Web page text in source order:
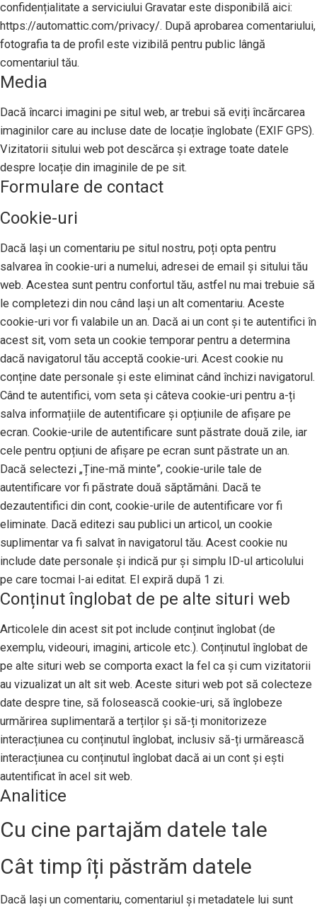
confidențialitate a serviciului Gravatar este disponibilă aici:
https://automattic.com/privacy/. După aprobarea comentariului,
fotografia ta de profil este vizibilă pentru public lângă
comentariul tău.
Media
Dacă încarci imagini pe situl web, ar trebui să eviți încărcarea
imaginilor care au incluse date de locație înglobate (EXIF GPS).
Vizitatorii sitului web pot descărca și extrage toate datele
despre locație din imaginile de pe sit.
Formulare de contact
Cookie-uri
Dacă lași un comentariu pe situl nostru, poți opta pentru
salvarea în cookie-uri a numelui, adresei de email și sitului tău
web. Acestea sunt pentru confortul tău, astfel nu mai trebuie să
le completezi din nou când lași un alt comentariu. Aceste
cookie-uri vor fi valabile un an. Dacă ai un cont și te autentifici în
acest sit, vom seta un cookie temporar pentru a determina
dacă navigatorul tău acceptă cookie-uri. Acest cookie nu
conține date personale și este eliminat când închizi navigatorul.
Când te autentifici, vom seta și câteva cookie-uri pentru a-ți
salva informațiile de autentificare și opțiunile de afișare pe
ecran. Cookie-urile de autentificare sunt păstrate două zile, iar
cele pentru opțiuni de afișare pe ecran sunt păstrate un an.
Dacă selectezi „Ține-mă minte”, cookie-urile tale de
autentificare vor fi păstrate două săptămâni. Dacă te
dezautentifici din cont, cookie-urile de autentificare vor fi
eliminate. Dacă editezi sau publici un articol, un cookie
suplimentar va fi salvat în navigatorul tău. Acest cookie nu
include date personale și indică pur și simplu ID-ul articolului
pe care tocmai l-ai editat. El expiră după 1 zi.
Conținut înglobat de pe alte situri web
Articolele din acest sit pot include conținut înglobat (de
exemplu, videouri, imagini, articole etc.). Conținutul înglobat de
pe alte situri web se comporta exact la fel ca și cum vizitatorii
au vizualizat un alt sit web. Aceste situri web pot să colecteze
date despre tine, să folosească cookie-uri, să înglobeze
urmărirea suplimentară a terților și să-ți monitorizeze
interacțiunea cu conținutul înglobat, inclusiv să-ți urmărească
interacțiunea cu conținutul înglobat dacă ai un cont și ești
autentificat în acel sit web.
Analitice
Cu cine partajăm datele tale
Cât timp îți păstrăm datele
Dacă lași un comentariu, comentariul și metadatele lui sunt